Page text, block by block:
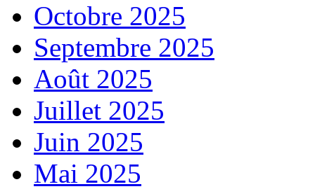
Octobre 2025
Septembre 2025
Août 2025
Juillet 2025
Juin 2025
Mai 2025